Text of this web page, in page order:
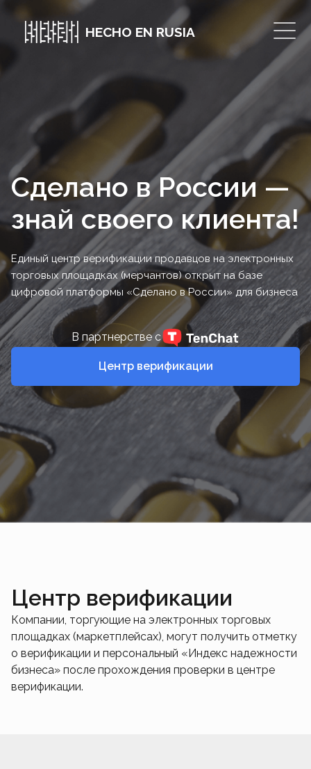
HECHO EN RUSIA
Сделано в России —
знай своего клиента!
Единый центр верификации продавцов на электронных
торговых площадках (мерчантов) открыт на базе
цифровой платформы «Сделано в России» для бизнеса
Центр верификации
В партнерстве с
Центр верификации
Компании, торгующие на электронных торговых
площадках (маркетплейсах), могут получить отметку
о верификации и персональный «Индекс надежности
бизнеса» после прохождения проверки в центре
верификации.